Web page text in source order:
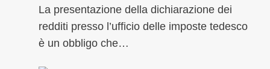
La presentazione della dichiarazione dei
redditi presso l’ufficio delle imposte tedesco
è un obbligo che…